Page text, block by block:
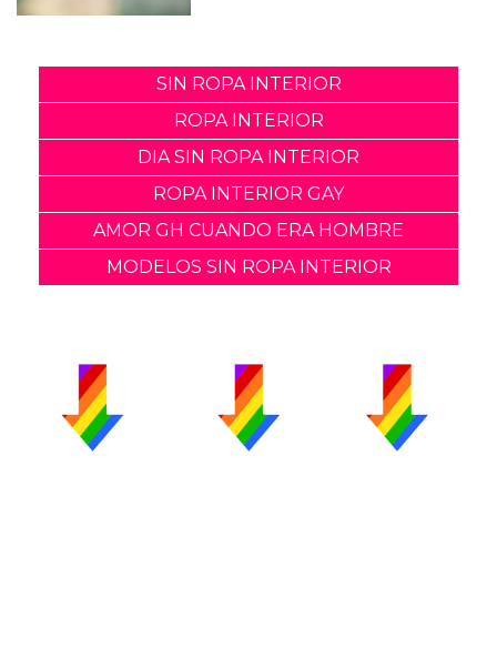
SIN ROPA INTERIOR
ROPA INTERIOR
DIA SIN ROPA INTERIOR
ROPA INTERIOR GAY
AMOR GH CUANDO ERA HOMBRE
MODELOS SIN ROPA INTERIOR